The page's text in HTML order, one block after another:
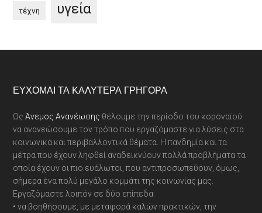
τέχνη υγεία
Footer
ΕΎΧΟΜΑΙ ΤΑ ΚΑΛΎΤΕΡΑ ΓΡΉΓΟΡΑ
ΩςΆνεμος Ανανέωσης θέλουμε την περίοδο του κοροναϊού
να ανανεώσουμε τον τρόπο που εργαζόμαστε για λύσεις στα
κοινωνικά και περιβαλλοντικά θέματα. Η πανδημία και τα
μέτρα που έχουν ληφθεί αναδεικνύουν πολλά προβλήματα τα
οποία έχουν οι πιο ευάλωτοι, που αντιπροσωπεύουν, όμως,
σήμερα ένα πολύ μεγάλο κομμάτι της κοινωνίας μας.
Εργαζόμαστε λοιπόν σε δύο επίπεδα:
• να βοηθήσουμε, με μεταφορά καλών πρακτικών, την